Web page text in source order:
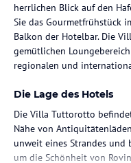
herrlichen Blick auf den
Sie das Gourmetfrühstück
Balkon der Hotelbar. Die
gemütlichen
regionalen und
Die Lage des Hotels
Die Villa Tuttorotto
Nähe von
unweit eines Strandes und
um die Schönheit von